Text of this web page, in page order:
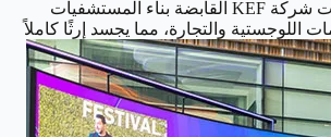
المهارات الريادية لعائلة كوتيكولون من خلال شركة KEF القابضة، حيث يقود فيصل كوليكوتون وزوجته شبانة فيصل هذا التكتل المتنوع من الشركات. تشمل نشاطات شركة KEF القابضة بناء المستشفيات
والتجارة، مما يجسد إرثًا كاملاً